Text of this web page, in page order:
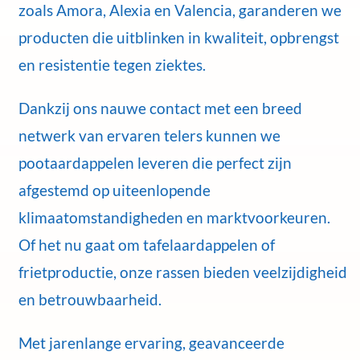
zoals Amora, Alexia en Valencia, garanderen we
producten die uitblinken in kwaliteit, opbrengst
en resistentie tegen ziektes.
Dankzij ons nauwe contact met een breed
netwerk van ervaren telers kunnen we
pootaardappelen leveren die perfect zijn
afgestemd op uiteenlopende
klimaatomstandigheden en marktvoorkeuren.
Of het nu gaat om tafelaardappelen of
frietproductie, onze rassen bieden veelzijdigheid
en betrouwbaarheid.
Met jarenlange ervaring, geavanceerde